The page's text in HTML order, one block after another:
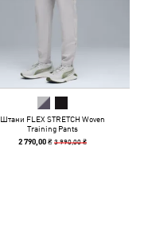
Штани FLEX STRETCH Woven
Training Pants
2 790,00 ₴3 990,00 ₴